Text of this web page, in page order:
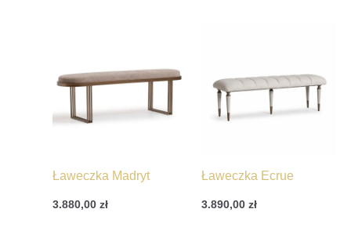
Ławeczka Madryt
3.880,00 zł
Ławeczka Ecrue
3.890,00zł